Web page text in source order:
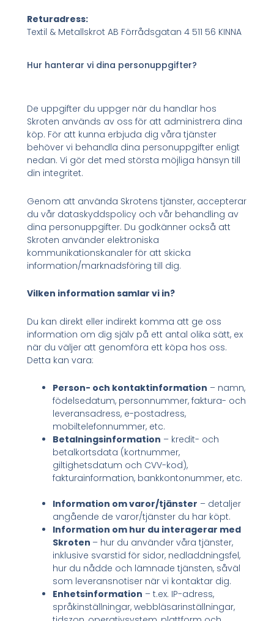
Returadress:
Textil & Metallskrot AB Förrådsgatan 4 511 56 KINNA
Hur hanterar vi dina personuppgifter?
De uppgifter du uppger när du handlar hos
Skroten används av oss för att administrera dina
köp. För att kunna erbjuda dig våra tjänster
behöver vi behandla dina personuppgifter enligt
nedan. Vi gör det med största möjliga hänsyn till
din integritet.
Genom att använda Skrotens tjänster, accepterar
du vår dataskyddspolicy och vår behandling av
dina personuppgifter. Du godkänner också att
Skroten använder elektroniska
kommunikationskanaler för att skicka
information/marknadsföring till dig.
Vilken information samlar vi in?
Du kan direkt eller indirekt komma att ge oss
information om dig själv på ett antal olika sätt, ex
när du väljer att genomföra ett köpa hos oss.
Detta kan vara:
Person- och kontaktinformation – namn,
födelsedatum, personnummer, faktura- och
leveransadress, e-postadress,
mobiltelefonnummer, etc.
Betalningsinformation – kredit- och
betalkortsdata (kortnummer,
giltighetsdatum och CVV-kod),
fakturainformation, bankkontonummer, etc.
Information om varor/tjänster – detaljer
angående de varor/tjänster du har köpt.
Information om hur du interagerar med
Skroten – hur du använder våra tjänster,
inklusive svarstid för sidor, nedladdningsfel,
hur du nådde och lämnade tjänsten, såväl
som leveransnotiser när vi kontaktar dig.
Enhetsinformation – t.ex. IP-adress,
språkinställningar, webbläsarinställningar,